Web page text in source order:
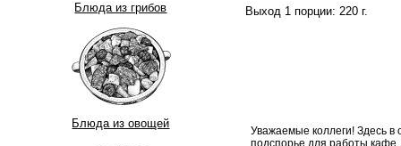
Блюда из грибов
Блюда из овощей
Выход 1 порции: 220 г.
Уважаемые коллеги! Здесь
подспорье для работы